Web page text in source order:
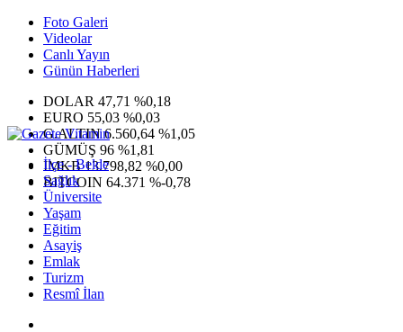
Foto Galeri
Videolar
Canlı Yayın
Günün Haberleri
DOLAR 47,71 %0,18
EURO 55,03 %0,03
G.ALTIN6.560,64 %1,05
GÜMÜŞ 96 %1,81
IMKB13.798,82 %0,00
BITCOIN 64.371 %-0,78
İlçe - Belde
Sağlık
Üniversite
Yaşam
Eğitim
Asayiş
Emlak
Turizm
Resmî İlan